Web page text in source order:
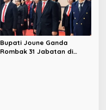
Bupati Joune Ganda
Rombak 31 Jabatan di